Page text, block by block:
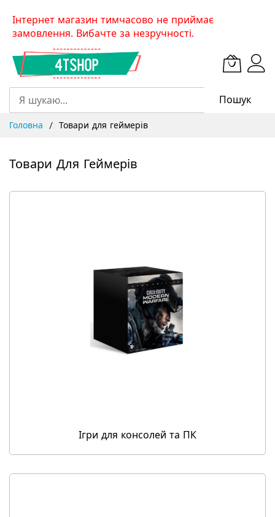
SkipІнтернет магазин тимчасово не приймає
замовлення. Вибачте за незручності.
Пошук
Головна Товари для геймерів
Товари Для Геймерів
Ігри для консолей та ПК